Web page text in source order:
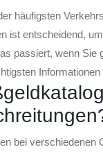
häufigsten
ist entscheidend,
passiert, wenn Sie
bei verschiedenen